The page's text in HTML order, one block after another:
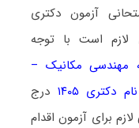
آزمون دکتری
لازم است با توجه
مهندسی مکانیک –
دکتری ۱۴۰۵
درج
برای آزمون اقدام